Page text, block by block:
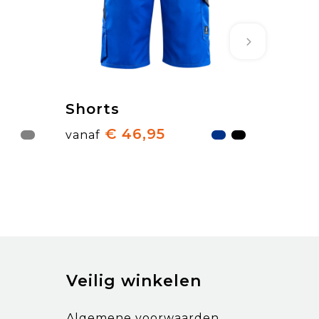
Shorts
vanaf € 46,95
Veilig winkelen